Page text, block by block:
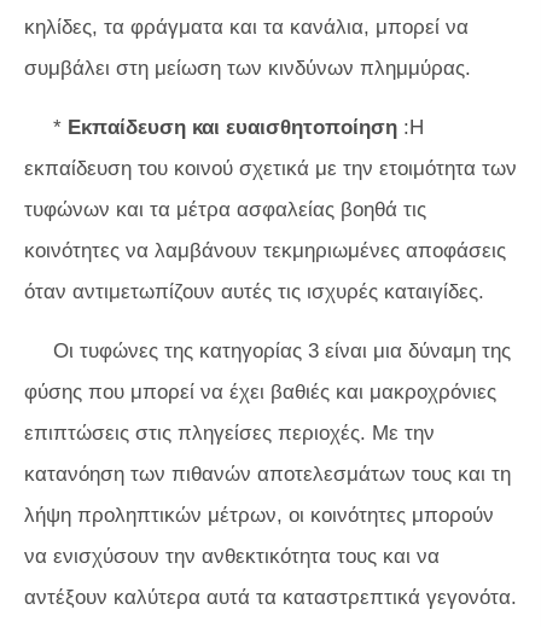
κηλίδες, τα φράγματα και τα κανάλια, μπορεί να
συμβάλει στη μείωση των κινδύνων πλημμύρας.
* Εκπαίδευση και ευαισθητοποίηση :Η
εκπαίδευση του κοινού σχετικά με την ετοιμότητα των
τυφώνων και τα μέτρα ασφαλείας βοηθά τις
κοινότητες να λαμβάνουν τεκμηριωμένες αποφάσεις
όταν αντιμετωπίζουν αυτές τις ισχυρές καταιγίδες.
Οι τυφώνες της κατηγορίας 3 είναι μια δύναμη της
φύσης που μπορεί να έχει βαθιές και μακροχρόνιες
επιπτώσεις στις πληγείσες περιοχές. Με την
κατανόηση των πιθανών αποτελεσμάτων τους και τη
λήψη προληπτικών μέτρων, οι κοινότητες μπορούν
να ενισχύσουν την ανθεκτικότητα τους και να
αντέξουν καλύτερα αυτά τα καταστρεπτικά γεγονότα.